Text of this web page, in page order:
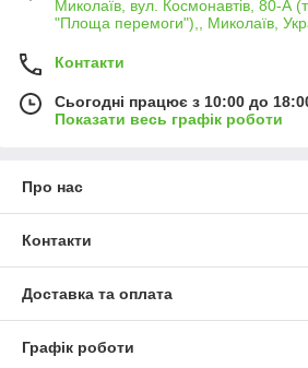
Миколаїв, вул. Космонавтів, 80-А
"Площа перемоги"),, Миколаїв,
Контакти
Сьогодні працює з 10:00 до
Показати весь графік роботи
Про нас
Контакти
Доставка та оплата
Графік роботи